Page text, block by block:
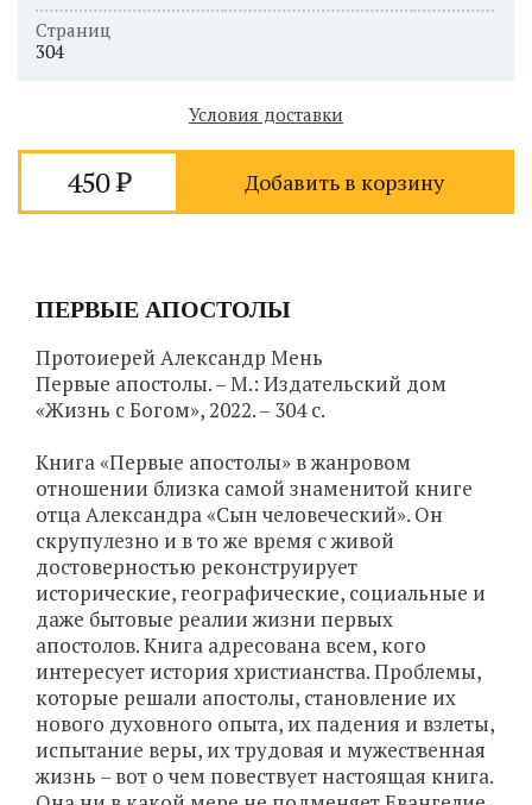
Страниц
304
Условия доставки
450 Добавить в корзину
ПЕРВЫЕ АПОСТОЛЫ
Протоиерей Александр Мень
Первые апостолы. – М.: Издательский дом
«Жизнь с Богом», 2022. – 304 с.
Книга «Первые апостолы» в жанровом
отношении близка самой знаменитой книге
отца Александра «Сын человеческий». Он
скрупулезно и в то же время с живой
достоверностью реконструирует
исторические, географические, социальные и
даже бытовые реалии жизни первых
апостолов. Книга адресована всем, кого
интересует история христианства. Проблемы,
которые решали апостолы, становление их
нового духовного опыта, их падения и взлеты,
испытание веры, их трудовая и мужественная
жизнь – вот о чем повествует настоящая книга.